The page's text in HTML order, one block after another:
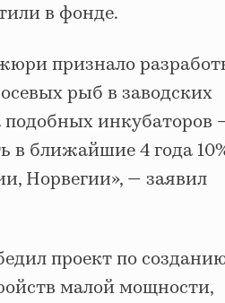
в фонде.
признало
рыб в заводских
подобных инкубаторов
в ближайшие 4 года
Норвегии», — заявил
проект по
малой мощности,